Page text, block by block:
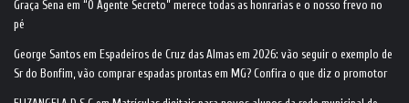
Graça Sena em “O Agente Secreto” merece todas as honrarias e o nosso frevo no
pé
George Santos em Espadeiros de Cruz das Almas em 2026: vão seguir o exemplo de
Sr do Bonfim, vão comprar espadas prontas em MG? Confira o que diz o promotor